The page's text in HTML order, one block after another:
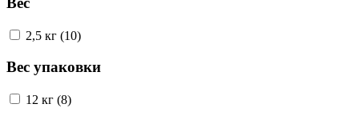
2,5 кг (10)
Вес упаковки
12 кг (8)